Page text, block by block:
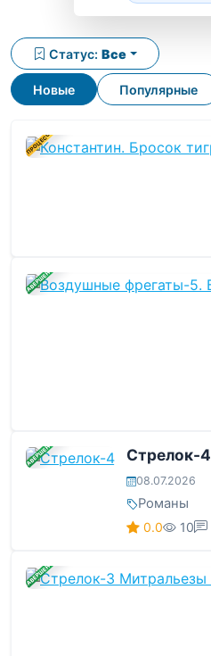
Новые Популярные
Статус: Все
В ПРОЦЕССЕ
ЗАВЕРШЕНА
ЗАВЕРШЕНА Стрелок-4
08.07.2026
Романы
0.0 10
ЗАВЕРШЕНА